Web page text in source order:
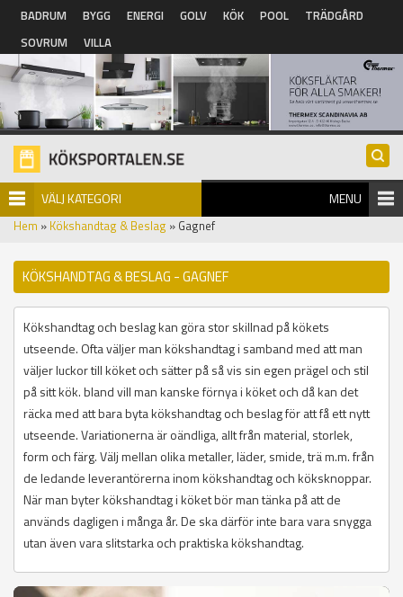
Hoppa till huvudinnehåll
BADRUM BYGG ENERGI GOLV KÖK POOL
TRÄDGÅRD
SOVRUM
VILLA
VÄLJ KATEGORI MENU
Hem » Kökshandtag & Beslag » Gagnef
KÖKSHANDTAG & BESLAG - GAGNEF
Kökshandtag och beslag kan göra stor skillnad på kökets
utseende. Ofta väljer man kökshandtag i samband med att man
väljer luckor till köket och sätter på så vis sin egen prägel och stil
på sitt kök. bland vill man kanske förnya i köket och då kan det
räcka med att bara byta kökshandtag och beslag för att få ett nytt
utseende. Variationerna är oändliga, allt från material, storlek,
form och färg. Välj mellan olika metaller, läder, smide, trä m.m. från
de ledande leverantörerna inom kökshandtag och köksknoppar.
När man byter kökshandtag i köket bör man tänka på att de
används dagligen i många år. De ska därför inte bara vara snygga
utan även vara slitstarka och praktiska kökshandtag.